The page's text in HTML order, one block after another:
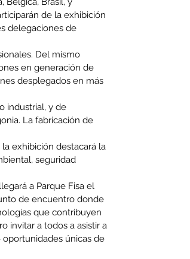
de la exhibición
delegaciones de
Del mismo
en generación de
desplegados en más
industrial, y de
La fabricación de
exhibición destacará la
seguridad
a Parque Fisa el
de encuentro donde
que contribuyen
invitar a todos a asistir a
oportunidades únicas de